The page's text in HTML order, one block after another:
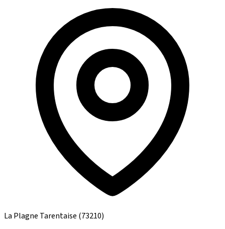
La Plagne Tarentaise (73210)